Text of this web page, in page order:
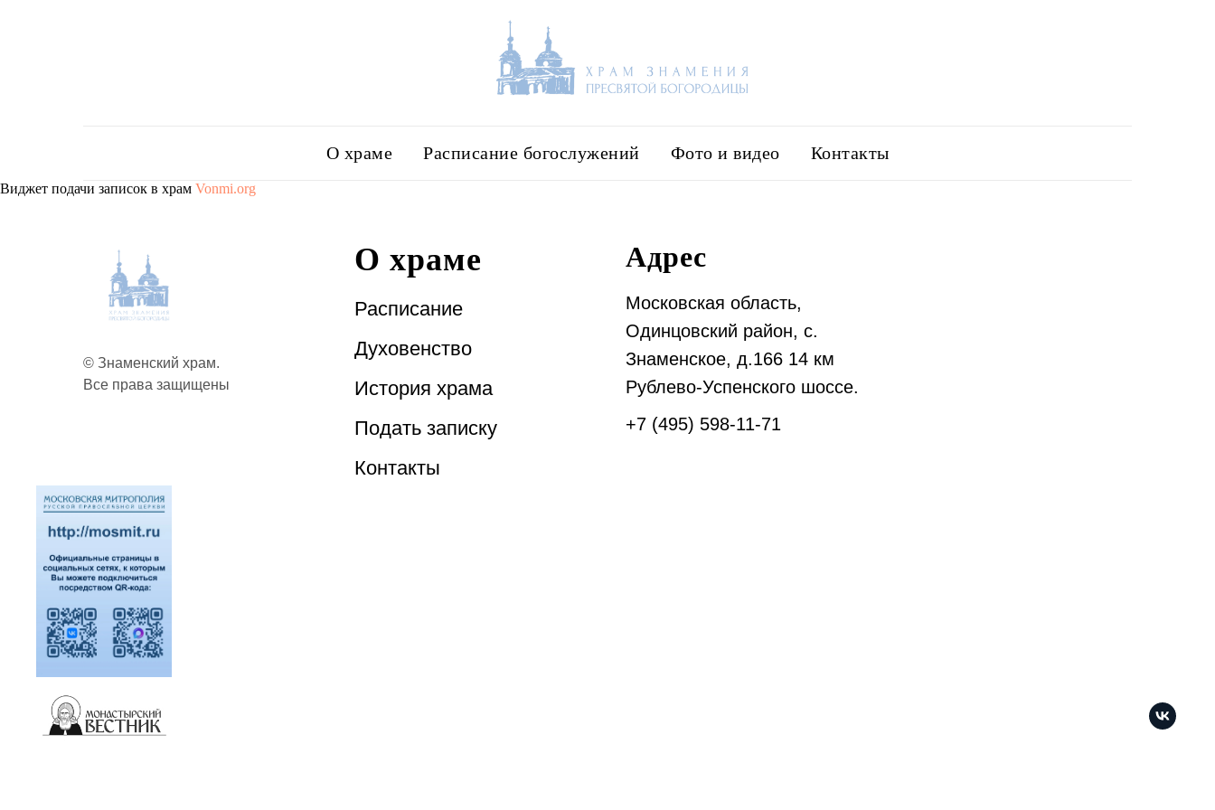
О храме Расписание богослужений Фото и видео Контакты
Виджет подачи записок в храм Vonmi.org
© Знаменский храм.
Все права защищены
О храме
Расписание
Духовенство
История храма
Подать записку
Контакты
Адрес
Московская область,
Одинцовский район, с.
Знаменское, д.166 14 км
Рублево-Успенского шоссе.
+7 (495) 598-11-71